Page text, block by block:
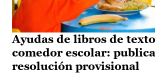
Ayudas de libros de
comedor escolar:
resolución provisional